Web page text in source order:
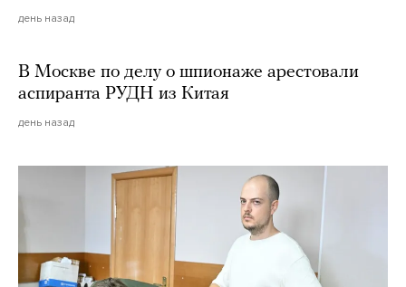
день назад
В Москве по делу о шпионаже арестовали
аспиранта РУДН из Китая
день назад